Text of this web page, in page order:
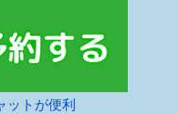
ットが便利